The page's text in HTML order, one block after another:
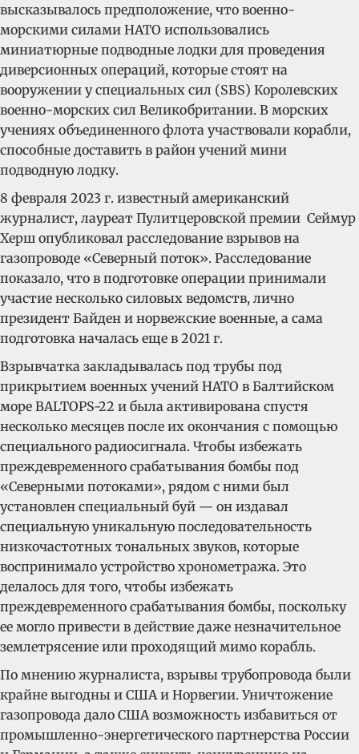
высказывалось предположение, что военно-
морскими силами НАТО использовались
миниатюрные подводные лодки для проведения
диверсионных операций, которые стоят на
вооружении у специальных сил (SBS) Королевских
военно-морских сил Великобритании. В морских
учениях объединенного флота участвовали корабли,
способные доставить в район учений мини
подводную лодку.
8 февраля 2023 г. известный американский
журналист, лауреат Пулитцеровской премии Сеймур
Херш опубликовал расследование взрывов на
газопроводе «Северный поток». Расследование
показало, что в подготовке операции принимали
участие несколько силовых ведомств, лично
президент Байден и норвежские военные, а сама
подготовка началась еще в 2021 г.
Взрывчатка закладывалась под трубы под
прикрытием военных учений НАТО в Балтийском
море BALTOPS-22 и была активирована спустя
несколько месяцев после их окончания с помощью
специального радиосигнала. Чтобы избежать
преждевременного срабатывания бомбы под
«Северными потоками», рядом с ними был
установлен специальный буй — он издавал
специальную уникальную последовательность
низкочастотных тональных звуков, которые
воспринимало устройство хронометража. Это
делалось для того, чтобы избежать
преждевременного срабатывания бомбы, поскольку
ее могло привести в действие даже незначительное
землетрясение или проходящий мимо корабль.
По мнению журналиста, взрывы трубопровода были
крайне выгодны и США и Норвегии. Уничтожение
газопровода дало США возможность избавиться от
промышленно-энергетического партнерства России